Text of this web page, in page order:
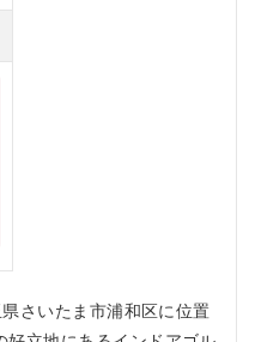
さいたま市浦和区に位置